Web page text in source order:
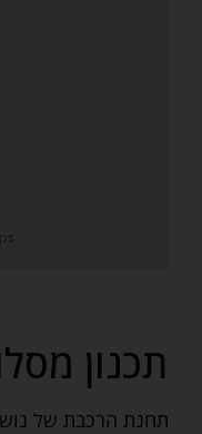
תכנון
תחנת הרכבת של